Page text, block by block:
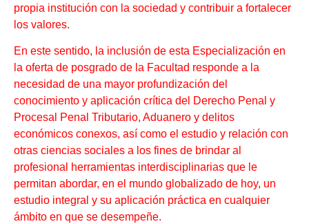
propia institución con la sociedad y contribuir a fortalecer
los valores.
En este sentido, la inclusión de esta Especialización en
la oferta de posgrado de la Facultad responde a la
necesidad de una mayor profundización del
conocimiento y aplicación crítica del Derecho Penal y
Procesal Penal Tributario, Aduanero y delitos
económicos conexos, así como el estudio y relación con
otras ciencias sociales a los fines de brindar al
profesional herramientas interdisciplinarias que le
permitan abordar, en el mundo globalizado de hoy, un
estudio integral y su aplicación práctica en cualquier
ámbito en que se desempeñe.